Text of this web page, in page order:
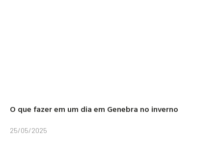
O que fazer em um dia em Genebra no inverno
25/05/2025